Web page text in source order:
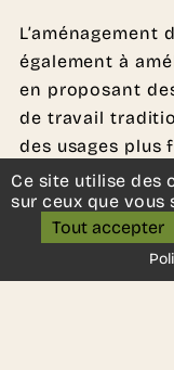
L’aménagement
également à
en proposant
de travail
des usages plus
des
dynamiques et
Grâce à notre
bureaux
Ce site utilise des
sur ceux que
Tout accepter